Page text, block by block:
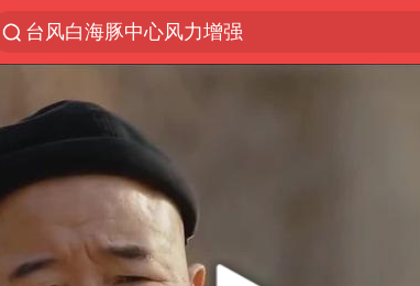
台风白海豚中心风力增强
上半年我国机械工业经济运行稳中有进
我国货物贸易进出口超30万亿元
佛山通报笔试前13被淘汰后5名进体检
国防部回应日本试射“战斧”导弹
广东雷州通报特教老师招聘违规事件
“立秋的第一杯奶茶”又爆单了